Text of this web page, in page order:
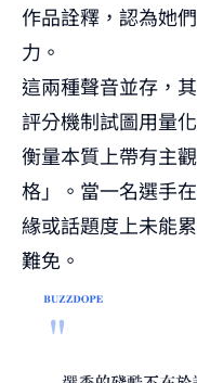
作品詮釋，認為她
力。
這兩種聲音並存，
評分機制試圖用量
衡量本質上帶有主
格」。當一名選手
緣或話題度上未能
難免。